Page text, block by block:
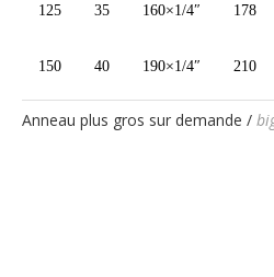
125 35 160×1/4″ 178
150 40 190×1/4″ 210
Anneau plus gros sur demande /